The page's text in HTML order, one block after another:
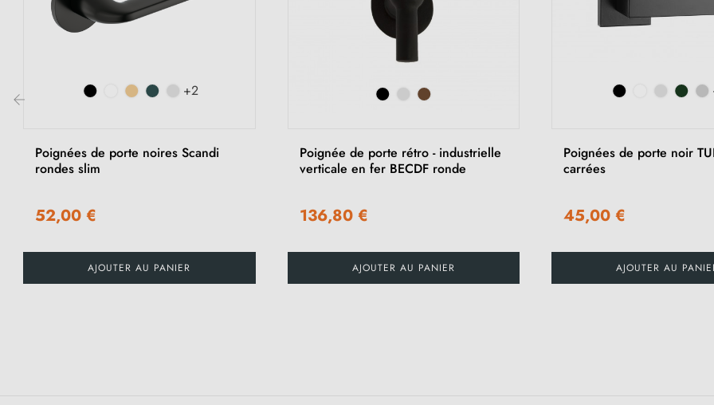
+2
Poignées de porte noires Scandi
rondes slim
52,00 €
AJOUTER AU PANIER
Poignée de porte rétro - industrielle
verticale en fer BECDF ronde
136,80 €
AJOUTER AU PANIER
Poignées de porte noir
carrées
45,00 €
AJOUTER AU